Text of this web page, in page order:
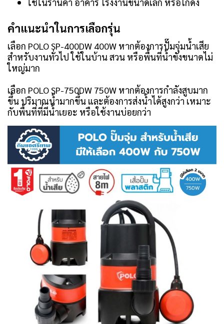
คำแนะนำในการเลือกรุ่น
เลือก POLO SP-400DW 400W หากต้องการปั๊มจุ่มน้ำเสีย
สำหรับงานทั่วไป ใช้ในบ้าน สวน หรือพื้นที่น้ำขังขนาดไม่
ใหญ่มาก
เลือก POLO SP-750DW 750W หากต้องการกำลังสูบมาก
ขึ้น ปริมาณน้ำมากขึ้น และต้องการส่งน้ำได้สูงกว่า เหมาะ
กับพื้นที่ที่มีน้ำเยอะ หรือใช้งานบ่อยกว่า